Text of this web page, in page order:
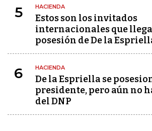
5 HACIENDA
Estos son los invitados
internacionales que
posesión de De la
6 HACIENDA
De la Espriella se
presidente, pero aún no
del DNP